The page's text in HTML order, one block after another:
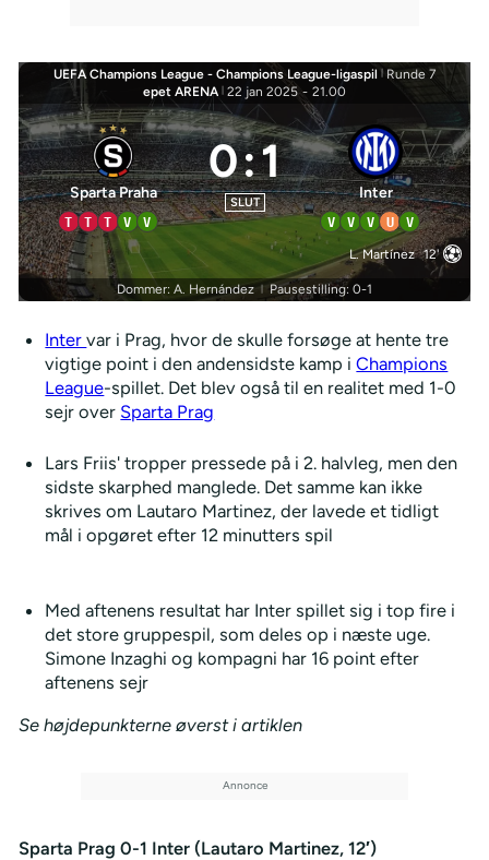
UEFA Champions League - Champions League-ligaspil | Runde 7
epet ARENA | 22 jan 2025 - 21.00
Sparta Praha
T T T V V
0:1
SLUT
Inter
V V V U V
L. Martínez 12'
Dommer: A. Hernández | Pausestilling: 0-1
Intervar i Prag, hvor de skulle forsøge at hente tre
vigtige point i den andensidste kamp iChampions
League-spillet. Det blev også til en realitet med 1-0
sejr over Sparta Prag
Lars Friis' tropper pressede på i 2. halvleg, men den
sidste skarphed manglede. Det samme kan ikke
skrives om Lautaro Martinez, der lavede et tidligt
mål i opgøret efter 12 minutters spil
Med aftenens resultat har Inter spillet sig i top fire i
det store gruppespil, som deles op i næste uge.
Simone Inzaghi og kompagni har 16 point efter
aftenens sejr
Se højdepunkterne øverst i artiklen
Sparta Prag 0-1 Inter (Lautaro Martinez, 12′)